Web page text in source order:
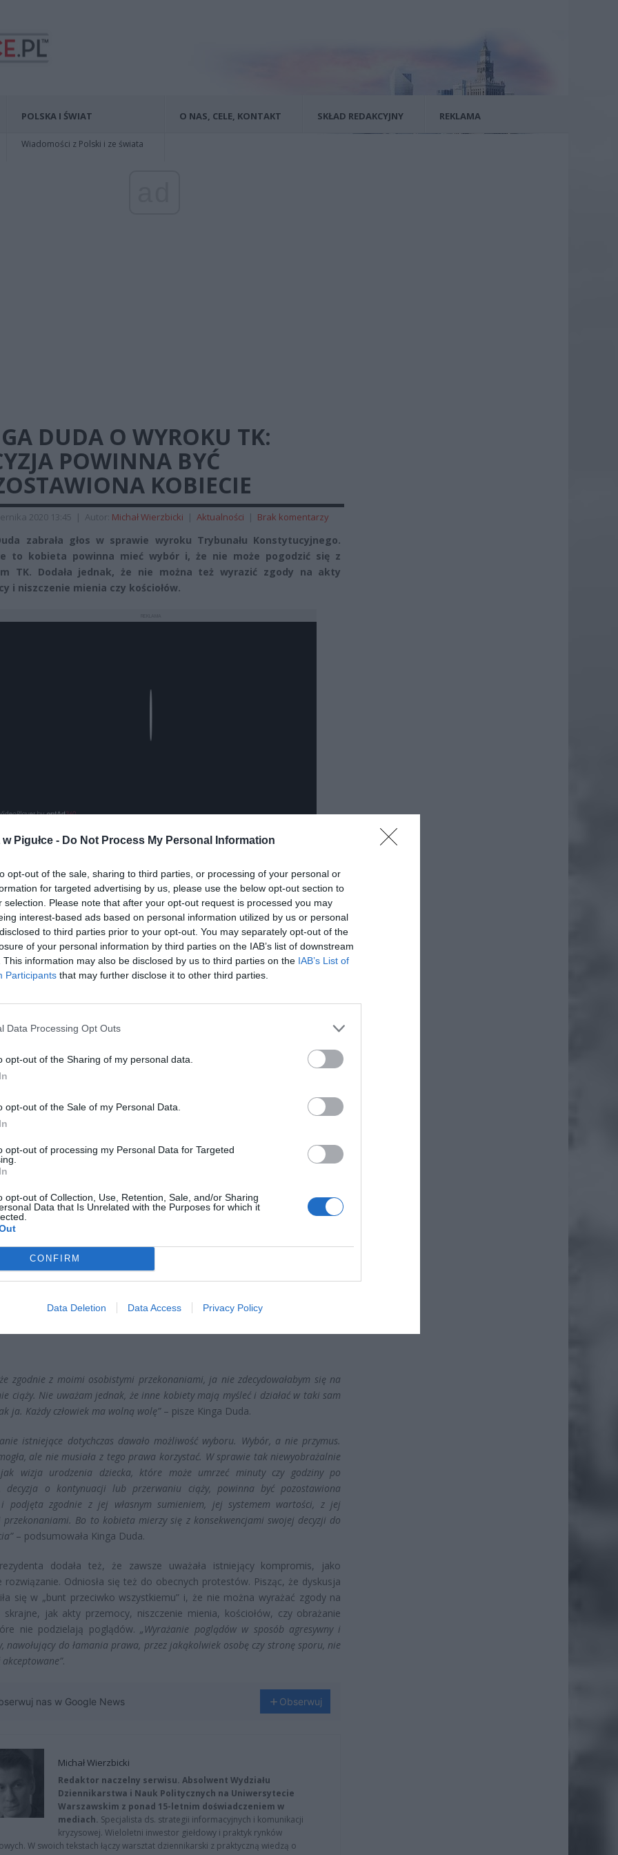
Pigułce - Do Not Process My Personal Information
opt-out of the sale, sharing to third parties, or processing of your personal or
for targeted advertising by us, please use the below opt-out section to
selection. Please note that after your opt-out request is processed you may
interest-based ads based on personal information utilized by us or personal
to third parties prior to your opt-out. You may separately opt-out of the
of your personal information by third parties on the IAB’s list of downstream
This information may also be disclosed by us to third parties on the IAB’s List of
Participants that may further disclose it to other third parties.
Data Processing Opt Outs
opt-out of the Sharing of my personal data.
opt-out of the Sale of my Personal Data.
opt-out of processing my Personal Data for Targeted
opt-out of Collection, Use, Retention, Sale, and/or Sharing
Data that Is Unrelated with the Purposes for which it
CONFIRM
Data Deletion Data Access Privacy Policy
POLSKA I ŚWIAT
Wiadomości z Polski i ze świata
O NAS, CELE, KONTAKT SKŁAD REDAKCYJNY REKLAMA
DUDA O WYROKU TK:
POWINNA BYĆ
KOBIECIE
2020 13:45 | Autor: Michał Wierzbicki | Aktualności | Brak komentarzy
zabrała głos w sprawie wyroku Trybunału Konstytucyjnego.
to kobieta powinna mieć wybór i, że nie może pogodzić się z
TK. Dodała jednak, że nie można też wyrazić zgody na akty
i niszczenie mienia czy kościołów.
nas do preferowanych źródeł w Google Dodaj
Fot. Tomasz Jastrzebowski/REPORTER
zaznaczyła, że prezentuje swoje poglądy, jako prywatna osoba, „jako
która być może kiedyś będzie matką”.
dzieci do 3. roku życia
2026 19:29
podniesie próg 500 plus dla seniorów. Policzyliśmy, ile może
wypłata przy emeryturze od 2200 do 2700 zł
ad
zgodnie z moimi osobistymi przekonaniami, ja nie zdecydowałabym się na
ciąży. Nie uważam jednak, że inne kobiety mają myśleć i działać w taki sam
ja. Każdy człowiek ma wolną wolę”– pisze Kinga Duda.
istniejące dotychczas dawało możliwość wyboru. Wybór, a nie przymus.
ale nie musiała z tego prawa korzystać. W sprawie tak niewyobrażalnie
wizja urodzenia dziecka, które może umrzeć minuty czy godziny po
decyzja o kontynuacji lub przerwaniu ciąży, powinna być pozostawiona
i podjęta zgodnie z jej własnym sumieniem, jej systemem wartości, z jej
przekonaniami. Bo to kobieta mierzy się z konsekwencjami swojej decyzji do
– podsumowała Kinga Duda.
dodała też, że zawsze uważała istniejący kompromis, jako
rozwiązanie. Odniosła się też do obecnych protestów. Pisząc, że dyskusja
się w „bunt przeciwko wszystkiemu” i, że nie można wyrażać zgody na
skrajne, jak akty przemocy, niszczenie mienia, kościołów, czy obrażanie
nie podzielają poglądów.„Wyrażanie poglądów w sposób agresywny i
nawołujący do łamania prawa, przez jakąkolwiek osobę czy stronę sporu, nie
akceptowane”.
nas w Google News Obserwuj
Michał Wierzbicki
Redaktor naczelny serwisu. Absolwent Wydziału
Dziennikarstwa i Nauk Politycznych na Uniwersytecie
Warszawskim z ponad 15-letnim doświadczeniem w
mediach. Specjalista ds. strategii informacyjnych i komunikacji
kryzysowej. Wieloletni inwestor giełdowy i praktyk rynków
W swoich tekstach łączy warsztat dziennikarski z praktyczną wiedzą o